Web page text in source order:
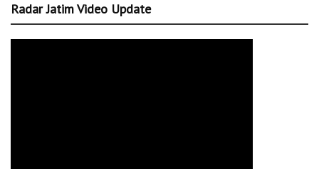
Radar Jatim Video Update